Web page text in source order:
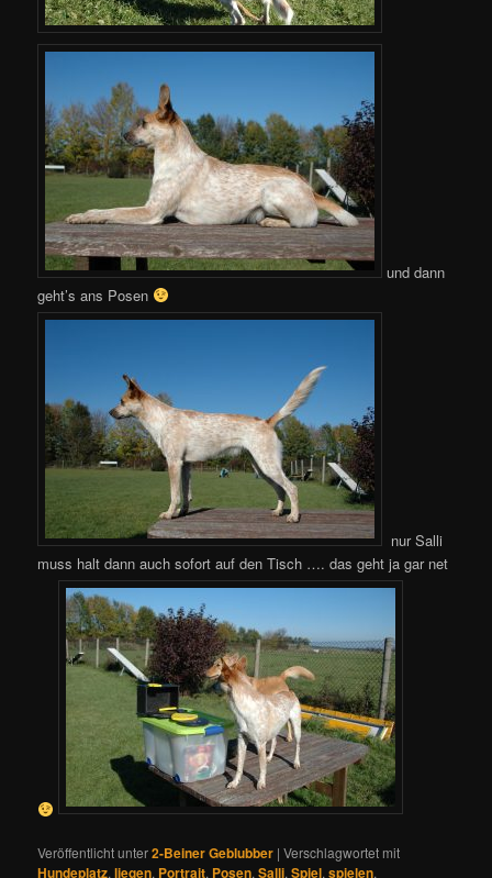
und dann
geht’s ans Posen
nur Salli
muss halt dann auch sofort auf den Tisch …. das geht ja gar net
Veröffentlicht unter2-Beiner Geblubber |Verschlagwortet mit
Hundeplatz,liegen, Portrait, Posen,Salli,Spiel,spielen,